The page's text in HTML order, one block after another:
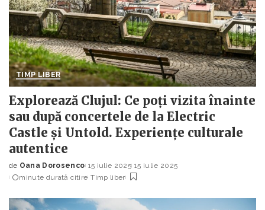
TIMP LIBER
Explorează Clujul: Ce poți vizita înainte
sau după concertele de la Electric
Castle și Untold. Experiențe culturale
autentice
Posted
by
de Oana Dorosenco 15 iulie 2025 15 iulie 2025
minute durată citire Timp liber